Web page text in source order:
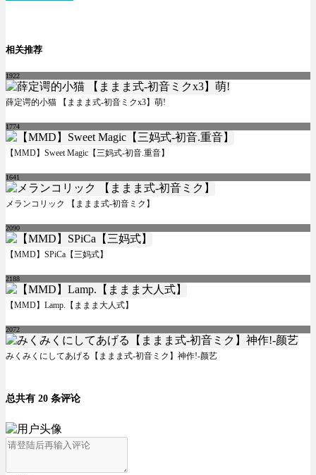
相关推荐
1922
薛定谔的小猫 【ままま式-初音ミクx3】萌!
1774
【MMD】Sweet Magic【三妈式-初音.重音】
1641
メランコリック 【ままま式-初音ミク】
2090
【MMD】SPiCa【三妈式】
2188
【MMD】Lamp.【ままま大人式】
2072
みくみくにしてあげる【ままま式-初音ミク】神作!-颜艺
总共有 20 条评论